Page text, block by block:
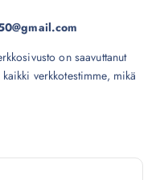
on saavuttanut
verkkotestimme, mikä